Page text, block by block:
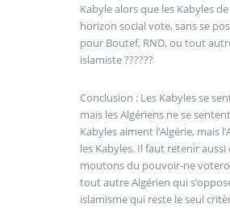
Kabyle alors que les Kabyles
horizon social vote, sans se
pour Boutef, RND, ou tout
islamiste ??????
Conclusion : Les Kabyles se
mais les Algériens ne se
Kabyles aiment l’Algérie, mais
les Kabyles. Il faut retenir aussi
moutons du pouvoir-ne
tout autre Algérien qui
islamisme qui reste le seul